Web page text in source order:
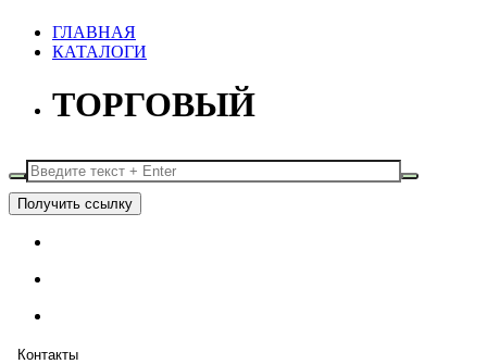
ГЛАВНАЯ
КАТАЛОГИ
ТОРГОВЫЙ
Получить ссылку
Контакты